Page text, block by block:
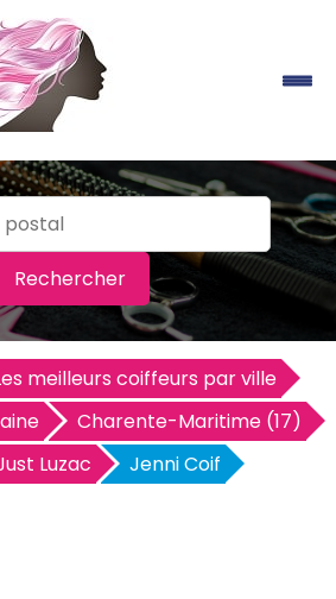
Rechercher
meilleurs coiffeurs par ville
Charente-Maritime (17)
Luzac
Jenni Coif